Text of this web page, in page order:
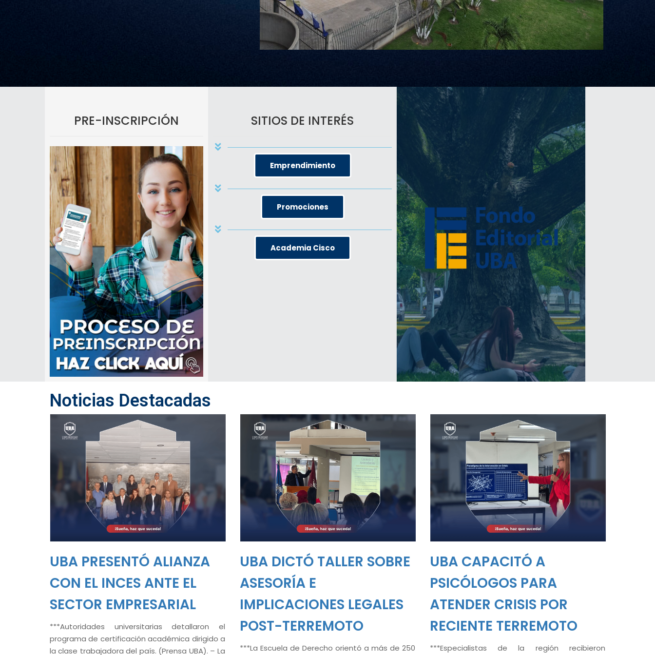
PRE-INSCRIPCIÓN SITIOS DE INTERÉS
Emprendimiento
Promociones
Academia Cisco
Noticias Destacadas
UBA PRESENTÓ ALIANZA
CON EL INCES ANTE EL
SECTOR EMPRESARIAL
***Autoridades universitarias detallaron el
programa de certificación académica dirigido a
la clase trabajadora del país. (Prensa UBA). – La
UBA DICTÓ TALLER SOBRE
ASESORÍA E
IMPLICACIONES LEGALES
POST-TERREMOTO
***La Escuela de Derecho orientó a más de 250
UBA CAPACITÓ A
PSICÓLOGOS PARA
ATENDER CRISIS POR
RECIENTE TERREMOTO
***Especialistas de la región recibieron